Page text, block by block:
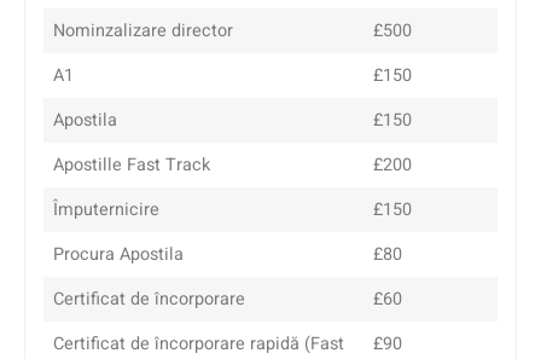
Nominzalizare director
£500
A1
£150
Apostila
£150
Apostille Fast Track
£200
Împuternicire
£150
Procura Apostila
£80
Certificat de încorporare
£60
Certificat de încorporare rapidă (Fast
£90